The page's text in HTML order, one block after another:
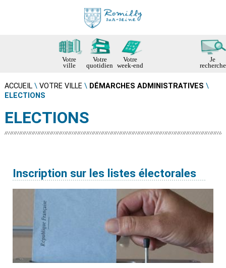
Je
recherche
Votre
ville
Votre
quotidien
Votre
week-end
ACCUEIL\ VOTRE VILLE\ DÉMARCHES ADMINISTRATIVES \
ELECTIONS
ELECTIONS
Inscription sur les listes électorales